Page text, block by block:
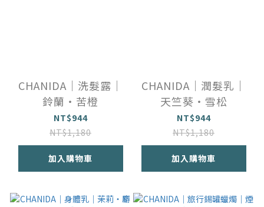
CHANIDA｜洗髮露｜
鈴蘭・苦橙
NT$944
NT$1,180
加入購物車
CHANIDA｜潤髮乳｜
天竺葵・雪松
NT$944
NT$1,180
加入購物車